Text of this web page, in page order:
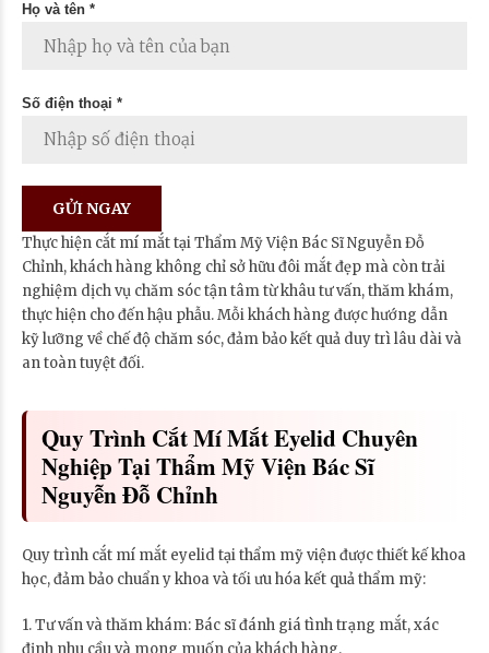
Họ và tên *
Số điện thoại *
Thực hiện cắt mí mắt tại Thẩm Mỹ Viện Bác Sĩ Nguyễn Đỗ
Chỉnh, khách hàng không chỉ sở hữu đôi mắt đẹp mà còn trải
nghiệm dịch vụ chăm sóc tận tâm từ khâu tư vấn, thăm khám,
thực hiện cho đến hậu phẫu. Mỗi khách hàng được hướng dẫn
kỹ lưỡng về chế độ chăm sóc, đảm bảo kết quả duy trì lâu dài và
an toàn tuyệt đối.
Quy Trình Cắt Mí Mắt Eyelid Chuyên
Nghiệp Tại Thẩm Mỹ Viện Bác Sĩ
Nguyễn Đỗ Chỉnh
Quy trình cắt mí mắt eyelid tại thẩm mỹ viện được thiết kế khoa
học, đảm bảo chuẩn y khoa và tối ưu hóa kết quả thẩm mỹ:
1. Tư vấn và thăm khám: Bác sĩ đánh giá tình trạng mắt, xác